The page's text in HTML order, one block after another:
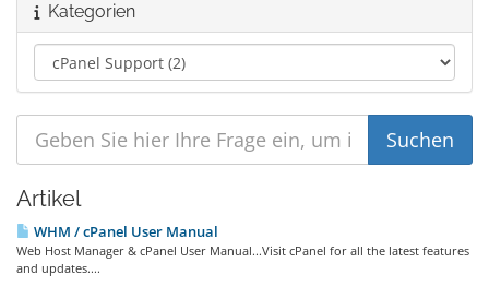
Kategorien
Artikel
WHM / cPanel User Manual
Web Host Manager & cPanel User Manual...Visit cPanel for all the latest features
and updates....